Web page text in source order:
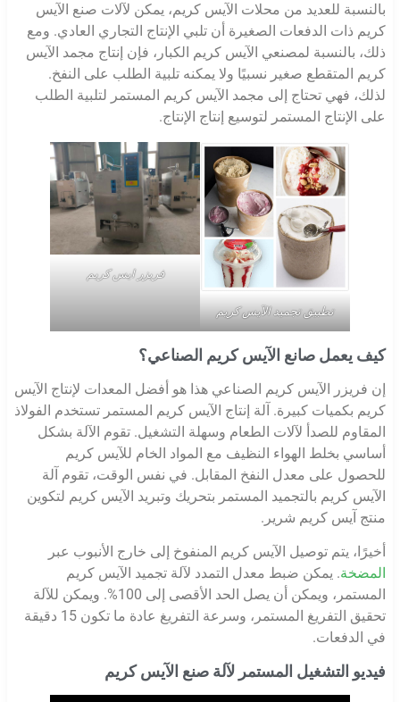
بالنسبة للعديد من محلات الآيس كريم، يمكن لآلات صنع الآيس
كريم ذات الدفعات الصغيرة أن تلبي الإنتاج التجاري العادي. ومع
ذلك، بالنسبة لمصنعي الآيس كريم الكبار، فإن إنتاج مجمد الآيس
كريم المتقطع صغير نسبيًا ولا يمكنه تلبية الطلب على النفخ.
لذلك، فهي تحتاج إلى مجمد الآيس كريم المستمر لتلبية الطلب
على الإنتاج المستمر لتوسيع إنتاج الإنتاج.
تطبيق تجميد الآيس كريم
فريزر ايس كريم
كيف يعمل صانع الآيس كريم الصناعي؟
إن فريزر الآيس كريم الصناعي هذا هو أفضل المعدات لإنتاج الآيس
كريم بكميات كبيرة. آلة إنتاج الآيس كريم المستمر تستخدم الفولاذ
المقاوم للصدأ لآلات الطعام وسهلة التشغيل. تقوم الآلة بشكل
أساسي بخلط الهواء النظيف مع المواد الخام للآيس كريم
للحصول على معدل النفخ المقابل. في نفس الوقت، تقوم آلة
الآيس كريم بالتجميد المستمر بتحريك وتبريد الآيس كريم لتكوين
منتج آيس كريم شرير.
أخيرًا، يتم توصيل الآيس كريم المنفوخ إلى خارج الأنبوب عبر
المضخة. يمكن ضبط معدل التمدد لآلة تجميد الآيس كريم
المستمر، ويمكن أن يصل الحد الأقصى إلى 100%. ويمكن للآلة
تحقيق التفريغ المستمر، وسرعة التفريغ عادة ما تكون 15 دقيقة
في الدفعات.
فيديو التشغيل المستمر لآلة صنع الآيس كريم